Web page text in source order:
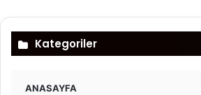
Kategoriler
ANASAYFA